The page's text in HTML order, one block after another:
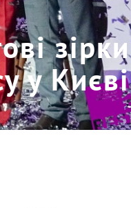
зірки
у Києві